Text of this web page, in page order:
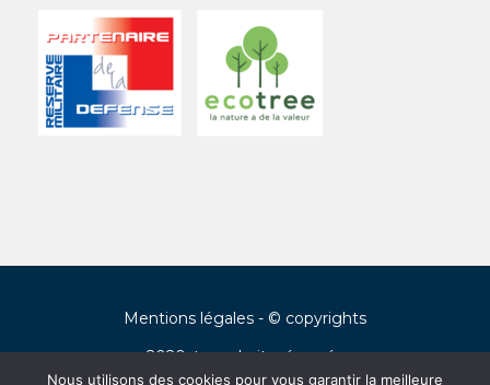
Mentions légales - © copyrights
2020, tous droits réservés
Nous utilisons des cookies pour vous garantir la meilleure